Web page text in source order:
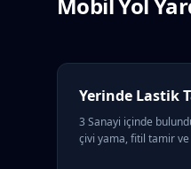
Yerinde Lastik
3 Sanayi içinde
çivi yama, fitil tamir